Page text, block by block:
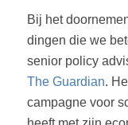
Bij het
dingen die we
senior policy
The Guardian.
campagne voor